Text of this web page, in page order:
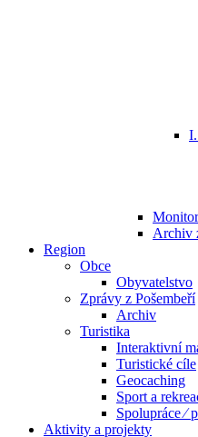
Archiv
Region
Obce
Obyvatelstvo
Zprávy z Pošembeří
Archiv
Turistika
Interaktivní
Turistické cíle
Geocaching
Sport a
Spolupráce ⁄
Aktivity a projekty